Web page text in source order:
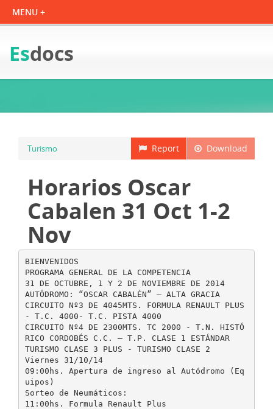
Esdocs
Download
Report
Turismo
Horarios Oscar
Cabalen 31 Oct 1-2
Nov
BIENVENIDOS
PROGRAMA GENERAL DE LA COMPETENCIA
31 DE OCTUBRE, 1 Y 2 DE NOVIEMBRE DE 2014
AUTÓDROMO: “OSCAR CABALÉN” – ALTA GRACIA
CIRCUITO Nº3 DE 4045MTS. FORMULA RENAULT PLUS
- T.C. 4000- T.C. PISTA 4000
CIRCUITO Nº4 DE 2300MTS. TC 2000 - T.N. HISTÓ
RICO CORDOBÉS C.C. – T.P. CLASE 1 ESTÁNDAR
TURISMO CLASE 3 PLUS - TURISMO CLASE 2
Viernes 31/10/14
09:00hs. Apertura de ingreso al Autódromo (Eq
uipos)
Sorteo de Neumáticos:
11:00hs. Formula Renault Plus